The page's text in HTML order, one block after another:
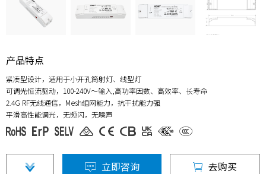
产品特点
紧凑型设计，适用于小开孔筒射灯、线型灯
可调光恒流驱动，100-240V～输入,高功率因数、高效率、长寿命
2.4G RF无线通信，Mesh组网能力，抗干扰能力强
平滑高性能调光，无频闪，无噪声
立即咨询 去购买